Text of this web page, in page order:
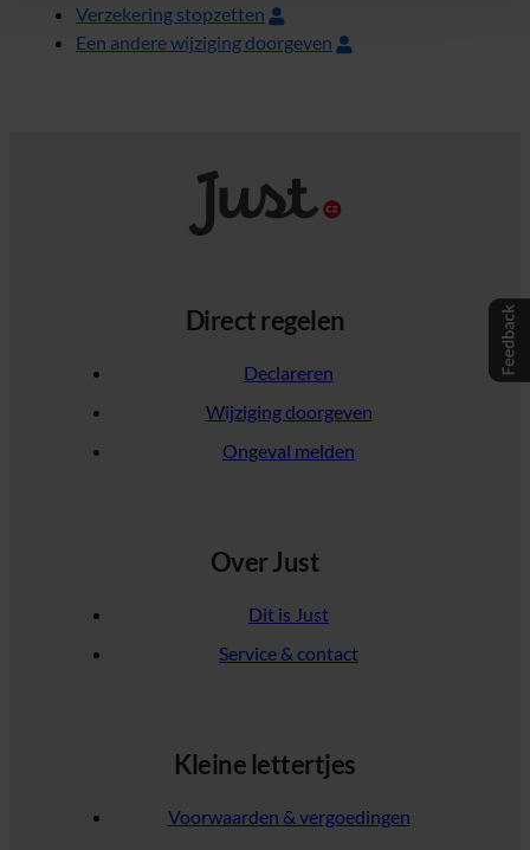
Verzekering stopzetten
Een andere wijziging doorgeven
Direct regelen
Declareren
Wijziging doorgeven
Ongeval melden
Over Just
Dit is Just
Service & contact
Kleine lettertjes
Voorwaarden & vergoedingen